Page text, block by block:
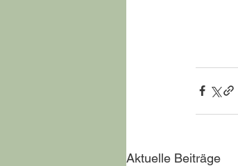
Aktuelle Beiträge